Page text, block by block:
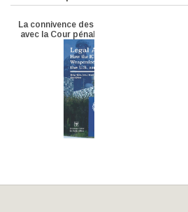
La connivence des ONG palestiniennes
avec la Cour pénale internationale-CPI